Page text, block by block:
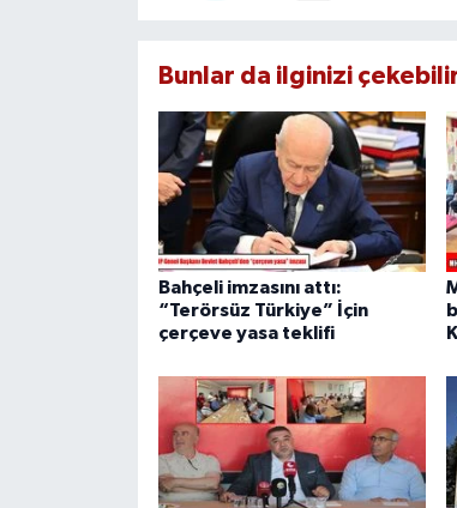
Bunlar da ilginizi
Bahçeli imzasını attı:
“Terörsüz Türkiye” İçin
çerçeve yasa teklifi